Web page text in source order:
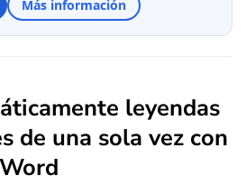
Más información
leyendas
de una sola vez con